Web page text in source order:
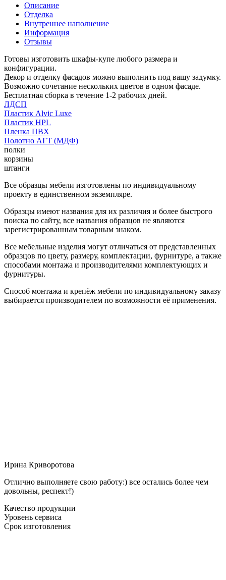
Описание
Отделка
Внутреннее наполнение
Информация
Отзывы
Готовы изготовить шкафы-купе любого размера и
конфигурации.
Декор и отделку фасадов можно выполнить под вашу задумку.
Возможно сочетание нескольких цветов в одном фасаде.
Бесплатная сборка в течение 1-2 рабочих дней.
ЛДСП
Пластик Alvic Luxe
Пластик HPL
Пленка ПВХ
Полотно АГТ (МДФ)
полки
корзины
штанги
Все образцы мебели изготовлены по индивидуальному
проекту в единственном экземпляре.
Образцы имеют названия для их различия и более быстрого
поиска по сайту, все названия образцов не являются
зарегистрированным товарным знаком.
Все мебельные изделия могут отличаться от представленных
образцов по цвету, размеру, комплектации, фурнитуре, а также
способами монтажа и производителями комплектующих и
фурнитуры.
Способ монтажа и крепёж мебели по индивидуальному заказу
выбирается производителем по возможности её применения.
Ирина Криворотова
Отлично выполняете свою работу:) все остались более чем
довольны, респект!)
Качество продукции
Уровень сервиса
Срок изготовления